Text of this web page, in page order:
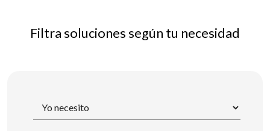
Filtra soluciones según tu necesidad